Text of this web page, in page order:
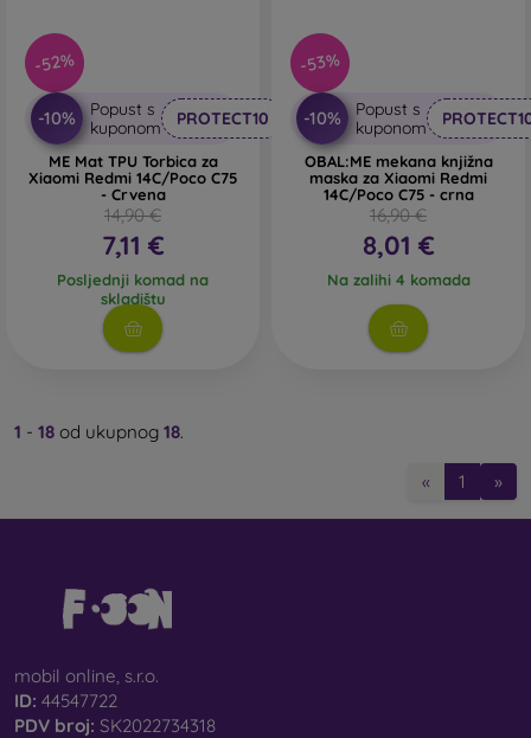
-52%
-10%
Popust s
kuponom
PROTECT10
ME Mat TPU Torbica za
Xiaomi Redmi 14C/Poco C75
- Crvena
14,90 €
7,11 €
Posljednji komad na
skladištu
-53%
-10%
Popust s
kuponom
OBAL:ME mekana knjižna
maska za Xiaomi Redmi
14C/Poco C75 - crna
16,90 €
8,01 €
Na zalihi 4 komada
1 - 18 od ukupnog 18.
« 1 »
mobil online, s.r.o.
ID: 44547722
PDV broj: SK2022734318